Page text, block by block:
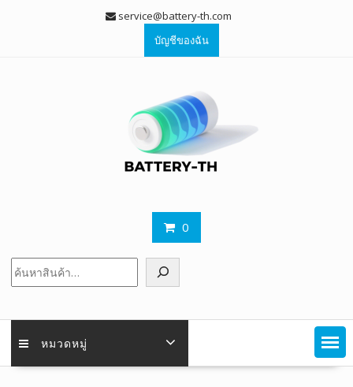
service@battery-th.com
บัญชีของฉัน
0
หมวดหมู่